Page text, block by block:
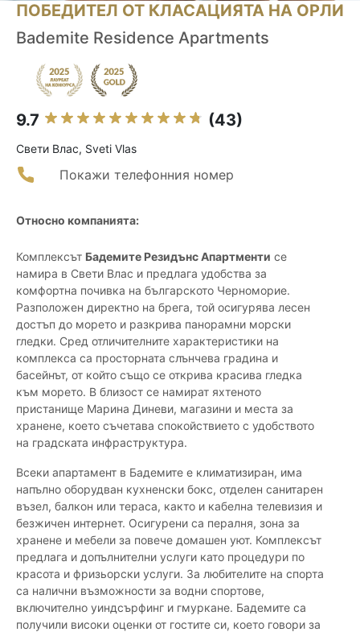
ПОБЕДИТЕЛ ОТ КЛАСАЦИЯТА НА ОРЛИ
Bademite Residence Apartments
9.7 (43)
Свети Влас, Sveti Vlas
Покажи телефонния номер
Относно компанията:
Комплексът Бадемите Резидънс Апартменти се
намира в Свети Влас и предлага удобства за
комфортна почивка на българското Черноморие.
Разположен директно на брега, той осигурява лесен
достъп до морето и разкрива панорамни морски
гледки. Сред отличителните характеристики на
комплекса са просторната слънчева градина и
басейнът, от който също се открива красива гледка
към морето. В близост се намират яхтеното
пристанище Марина Диневи, магазини и места за
хранене, което съчетава спокойствието с удобството
на градската инфраструктура.
Всеки апартамент в Бадемите е климатизиран, има
напълно оборудван кухненски бокс, отделен санитарен
възел, балкон или тераса, както и кабелна телевизия и
безжичен интернет. Осигурени са пералня, зона за
хранене и мебели за повече домашен уют. Комплексът
предлага и допълнителни услуги като процедури по
красота и фризьорски услуги. За любителите на спорта
са налични възможности за водни спортове,
включително уиндсърфинг и гмуркане. Бадемите са
получили високи оценки от гостите си, което говори за